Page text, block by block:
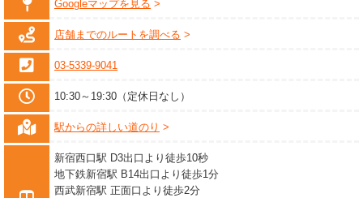
Googleマップを見る
店舗までのルートを調べる
03-5339-9041
10:30～19:30（定休日なし）
駅からの詳しい道のり
新宿西口駅 D3出口より徒歩10秒
地下鉄新宿駅 B14出口より徒歩1分
西武新宿駅 正面口より徒歩2分